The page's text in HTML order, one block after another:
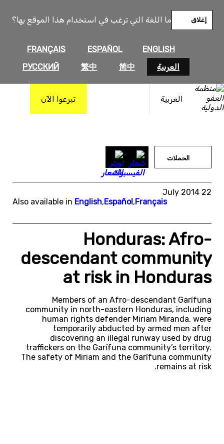
ما اللغة التي ترغب في استخدام هذا الموقع بها؟
ENGLISH
ESPAÑOL
FRANÇAIS
العربية
简中
繁中
РУССКИЙ
إغلاق
العربية تبرعوا الآن
المحتوى
الحملات
22 July 2014
Also available in English,Español,Français
Honduras: Afro-
descendant community
at risk in Honduras
Members of an Afro-descendant Garífuna
community in north-eastern Honduras, including
human rights defender Miriam Miranda, were
temporarily abducted by armed men after
discovering an illegal runway used by drug
traffickers on the Garífuna community’s territory.
The safety of Miriam and the Garífuna community
remains at risk.